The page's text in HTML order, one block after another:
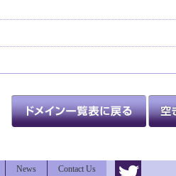
News Contact Us